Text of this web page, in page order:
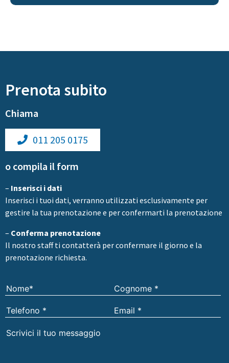
Prenota subito
Chiama
011 205 0175
o compila il form
– Inserisci i dati
Inserisci i tuoi dati, verranno utilizzati esclusivamente per
gestire la tua prenotazione e per confermarti la prenotazione
– Conferma prenotazione
Il nostro staff ti contatterà per confermare il giorno e la
prenotazione richiesta.